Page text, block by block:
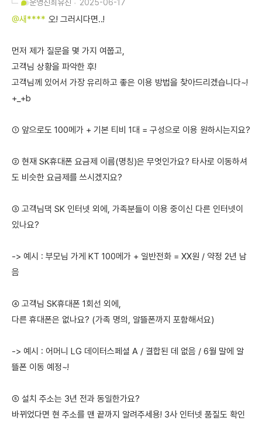
운영진최유진 2025-06-17
@새**** 오! 그러시다면..!
먼저 제가 질문을 몇 가지 여쭙고,
고객님 상황을 파악한 후!
고객님께 있어서 가장 유리하고 좋은 이용 방법을 찾아드리겠습니다~!
+_+b
① 앞으로도 100메가 + 기본 티비 1대 = 구성으로 이용 원하시는지요?
② 현재 SK휴대폰 요금제 이름(명칭)은 무엇인가요? 타사로 이동하셔
도 비슷한 요금제를 쓰시겠지요?
③ 고객님댁 SK 인터넷 외에, 가족분들이 이용 중이신 다른 인터넷이
있나요?
-> 예시 : 부모님 가게 KT 100메가 + 일반전화 = XX원 / 약정 2년 남
음
④ 고객님 SK휴대폰 1회선 외에,
다른 휴대폰은 없나요? (가족 명의, 알뜰폰까지 포함해서요)
-> 예시 : 어머니 LG 데이터스페셜 A / 결합된 데 없음 / 6월 말에 알
뜰폰 이동 예정~!
⑤ 설치 주소는 3년 전과 동일한가요?
바뀌었다면 현 주소를 맨 끝까지 알려주세용! 3사 인터넷 품질도 확인